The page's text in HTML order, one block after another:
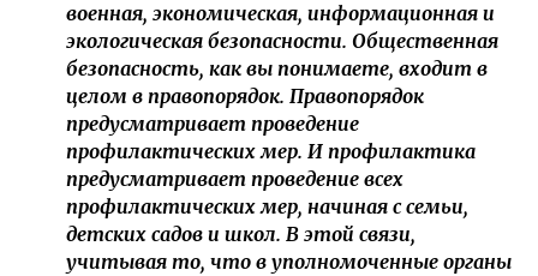
военная, экономическая, информационная и
экологическая безопасности. Общественная
безопасность, как вы понимаете, входит в
целом в правопорядок. Правопорядок
предусматривает проведение
профилактических мер. И профилактика
предусматривает проведение всех
профилактических мер, начиная с семьи,
детских садов и школ. В этой связи,
учитывая то, что в уполномоченные органы